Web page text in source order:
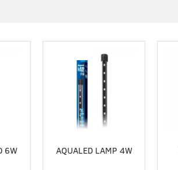
6W AQUALED LAMP 4W